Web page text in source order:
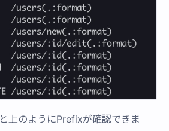
上のようにPrefixが確認できま